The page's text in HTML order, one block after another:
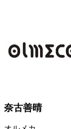
奈古善晴